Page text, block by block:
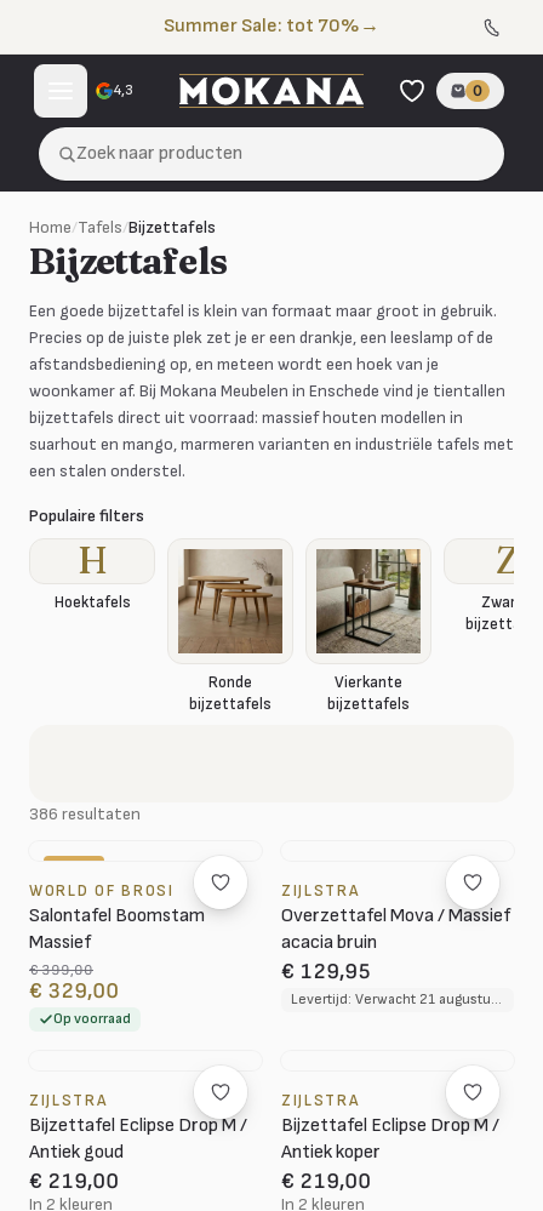
Summer Sale: tot 70% →
4,3 0
Zoek naar producten
Home/Tafels/Bijzettafels
Bijzettafels
Een goede bijzettafel is klein van formaat maar groot in gebruik.
Precies op de juiste plek zet je er een drankje, een leeslamp of de
afstandsbediening op, en meteen wordt een hoek van je
woonkamer af. Bij Mokana Meubelen in Enschede vind je tientallen
bijzettafels direct uit voorraad: massief houten modellen in
suarhout en mango, marmeren varianten en industriële tafels met
een stalen onderstel.
Populaire filters
H
Hoektafels
Ronde
bijzettafels
Vierkante
bijzettafels
Z
Zwarte
386 resultaten
WORLD OF BROSI
Salontafel Boomstam
Massief
€ 399,00
€ 329,00
Op voorraad
ZIJLSTRA
Overzettafel Mova / Massief
acacia bruin
€ 129,95
Levertijd: Verwacht 21 augustus 2026
ZIJLSTRA
Bijzettafel Eclipse Drop M /
Antiek goud
€ 219,00
In 2 kleuren
ZIJLSTRA
Bijzettafel Eclipse Drop M /
Antiek koper
€ 219,00
In 2 kleuren